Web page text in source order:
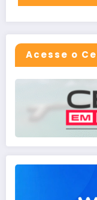
Acesse o